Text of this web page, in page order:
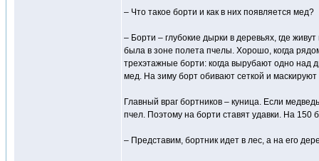
– Что такое борти и как в них появляется мед?
– Борти – глубокие дырки в деревьях, где
была в зоне полета пчелы. Хорошо, когда
трехэтажные борти: когда вырубают одно над
мед. На зиму борт обивают сеткой и
Главный враг бортников – куница. Если
пчел. Поэтому на борти ставят удавки. На 150
– Представим, бортник идет в лес, а на его